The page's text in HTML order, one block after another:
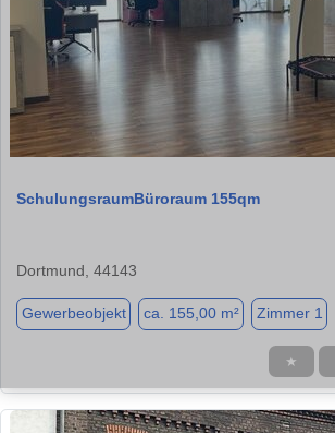
SchulungsraumBüroraum 155qm
Dortmund, 44143
Gewerbeobjekt ca. 155,00 m² Zimmer 1
★